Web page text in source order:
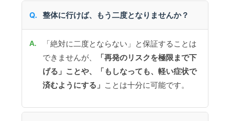
整体に行けば、もう二度となりませんか？
「絶対に二度とならない」と保証することは
できませんが、
「再発のリスクを極限まで下
げる」ことや、「もしなっても、軽い症状で
済むようにする」 ことは十分に可能です。